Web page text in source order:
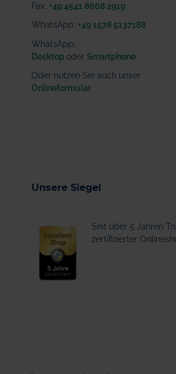
Fax: +49 4541 8668 2919
WhatsApp: +49 1578 5137188
WhatsApp:
Desktop oder Smartphone
Oder nutzen Sie auch unser
Onlineformular
Unsere Siegel
Seit über 5 Jahren
zertifizierter